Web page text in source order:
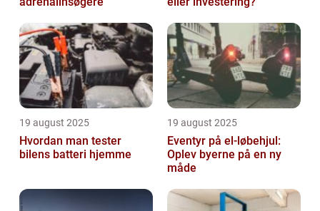
19 august 2025
Hvordan man tester
bilens batteri hjemme
19 august 2025
Eventyr på el-løbehjul:
Oplev byerne på en ny
måde